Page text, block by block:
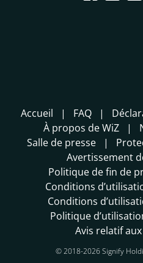
Accueil FAQ
À propos de WiZ
Salle de presse
Avertissement
Politique de fin de
Conditions
Conditions
Politique
Avis relatif
© 2018-2026 Signify